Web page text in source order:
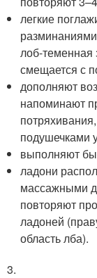
легкие
лоб-теменная
смещается с
дополняют
напоминают
подушечками
выполняют
ладони
массажными
повторяют
ладоней
область лба).
3.